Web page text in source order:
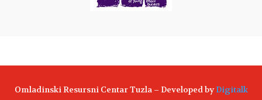
Omladinski Resursni Centar Tuzla – Developed byDigitalk